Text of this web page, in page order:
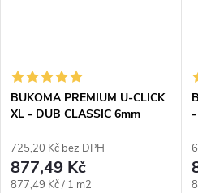
BUKOMA PREMIUM U-CLICK
XL - DUB CLASSIC 6mm
725,20 Kč bez DPH
877,49 Kč
Měrná cena:
877,49 Kč / 1 m2